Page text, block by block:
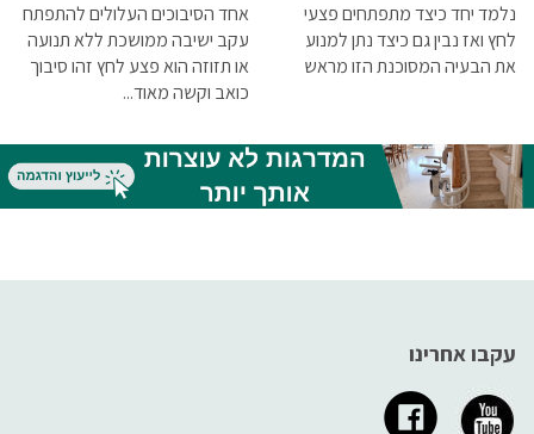
נלמד יחד כיצד מתפתחים פצעי
לחץ ואז נבין גם כיצד נתן למנוע
את הבעיה המסוכנת הזו מראש
אחד הסיבוכים העלולים להתפתח
עקב ישיבה ממושכת ללא תנועה
או תזוזה הוא פצע לחץ זהו סיבוך
כואב וקשה מאוד...
עקבו אחרינו